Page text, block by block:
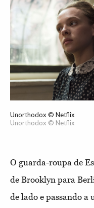
Unorthodox © Netflix
Unorthodox © Netflix
O guarda-roupa de
de Brooklyn para
de lado e passando a